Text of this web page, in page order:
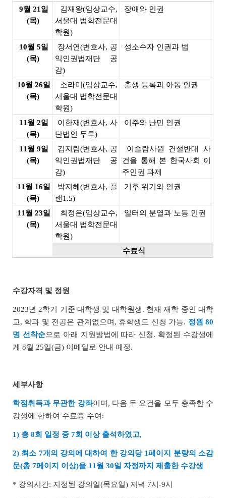
9월 21일
(목)
김재왕(임상교수,
서울대 법학전문대
학원)
장애와 인권
10월 5일
(목)
장서연(변호사, 공
익인권법재단 공
감)
성소수자 인권과 법
10월 26일
(목)
소라미(임상교수,
서울대 법학전문대
학원)
출생 등록과 아동 인권
11월 2일
(목)
이한재(변호사, 사
단법인 두루)
이주와 난민 인권
11월 9일
(목)
김지림(변호사, 공
익인권법재단 공
감)
이슬람사원 건설반대 사
건을 통해 본 한국사회 이
주인권 과제
11월 16일
(목)
박지혜(변호사, 플
랜1.5)
기후 위기와 인권
11월 23일
(목)
최정은(임상교수,
서울대 법학전문대
학원)
일터의 분열과 노동 인권
수료식
수강자격 및 정원
2023년 2학기 기준 대학생 및 대학원생. 현재 재학 중인 대학
교, 학과 및 전공은 관계없으며, 휴학생도 신청 가능. 정원 80
명 선착순으로 아래 지원방법에 따라 신청. 확정된 수강생에
게 8월 25일(금) 이메일로 안내 예정.
세부사항
학점취득과 무관한 강좌이며, 다음 두 요건을 모두 충족한 수
강생에 한하여 수료증 수여:
1) 총 8회 일정 중 7회 이상 출석하였고,
2) 최소 7개의 강의에 대하여 한 강의당 1페이지 분량의 소감
문(총 7페이지 이상)을 11월 30일 자정까지 제출한 수강생
* 강의시간: 지정된 강의일(목요일) 저녁 7시-9시